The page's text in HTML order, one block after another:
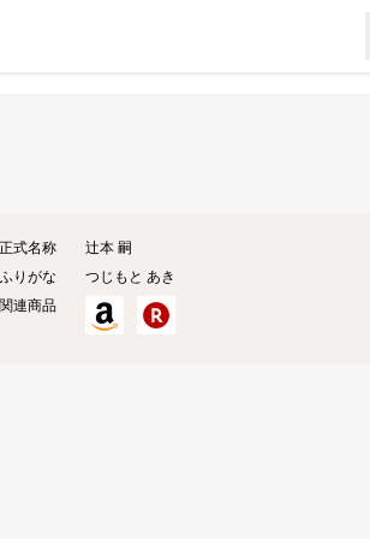
正式名称
辻本 嗣
ふりがな
つじもと あき
関連商品